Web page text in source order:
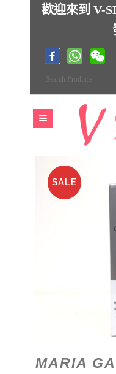
歡迎來到 V-
SALE
MARIA